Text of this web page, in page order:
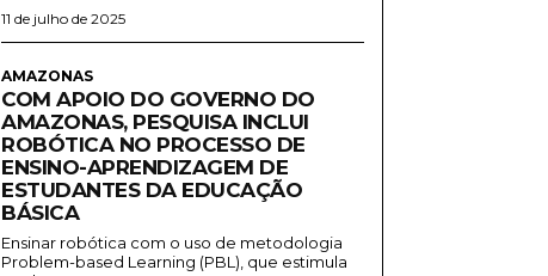
11 de julho de 2025
AMAZONAS
COM APOIO DO GOVERNO DO
AMAZONAS, PESQUISA INCLUI
ROBÓTICA NO PROCESSO DE
ENSINO-APRENDIZAGEM DE
ESTUDANTES DA EDUCAÇÃO
BÁSICA
Ensinar robótica com o uso de metodologia
Problem-based Learning (PBL), que estimula